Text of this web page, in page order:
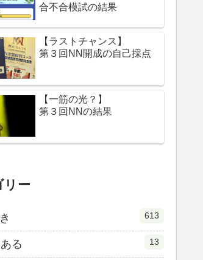
合不合模試の結果
【ラストチャンス】
第３回NN開成の自己採点
【一筋の光？】
第３回NNの結果
リー
613
る 13